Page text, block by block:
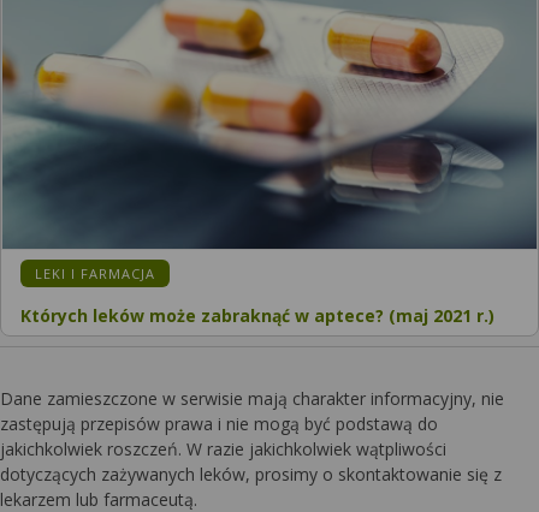
LEKI I FARMACJA
Których leków może zabraknąć w aptece? (maj 2021 r.)
Dane zamieszczone w serwisie mają charakter informacyjny, nie
zastępują przepisów prawa i nie mogą być podstawą do
jakichkolwiek roszczeń. W razie jakichkolwiek wątpliwości
dotyczących zażywanych leków, prosimy o skontaktowanie się z
lekarzem lub farmaceutą.